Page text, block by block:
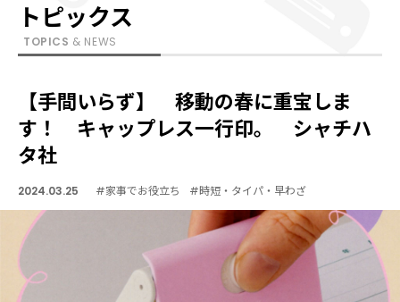
トピックス
TOPICS & NEWS
【手間いらず】 移動の春に重宝しま
す！ キャップレス一行印。 シャチハ
タ社
2024.03.25 #家事でお役立ち #時短・タイパ・早わざ